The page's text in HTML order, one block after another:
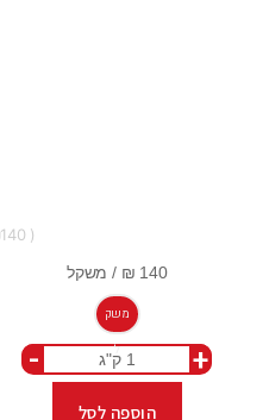
140
משק
ל +
-
הוספה לסל